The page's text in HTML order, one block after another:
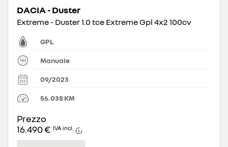
DACIA - Duster
Extreme - Duster 1.0 tce Extreme Gpl 4x2 100cv
GPL
Manuale
09/2023
56.038KM
Prezzo
16.490 € IVA incl.